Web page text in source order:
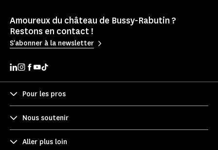
Amoureux du château de Bussy-Rabutin ?
Restons en contact !
S'abonner à la newsletter
Pour les pros
Nous soutenir
Aller plus loin